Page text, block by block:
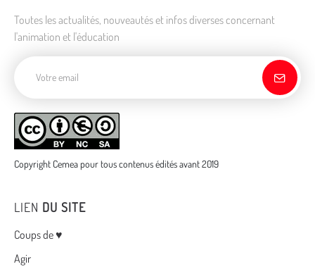
Toutes les actualités, nouveautés et infos diverses concernant
l'animation et l'éducation
Copyright Cemea pour tous contenus édités avant 2019
LIEN DU SITE
Menu
Coups de ♥
Agir